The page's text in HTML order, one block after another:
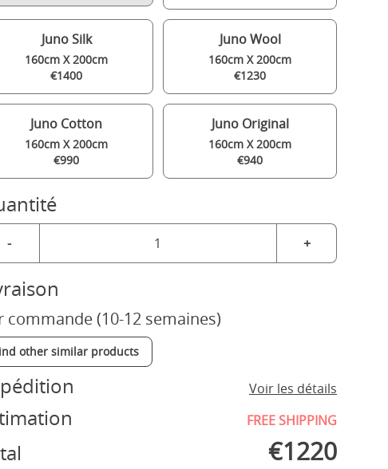
Juno Silk
160cm X 200cm
€1400
Juno Wool
160cm X 200cm
€1230
Juno Cotton
160cm X 200cm
€990
Juno Original
160cm X 200cm
€940
- +
commande (10-12 semaines)
other similar products
Voir les détails
FREE SHIPPING
€1220